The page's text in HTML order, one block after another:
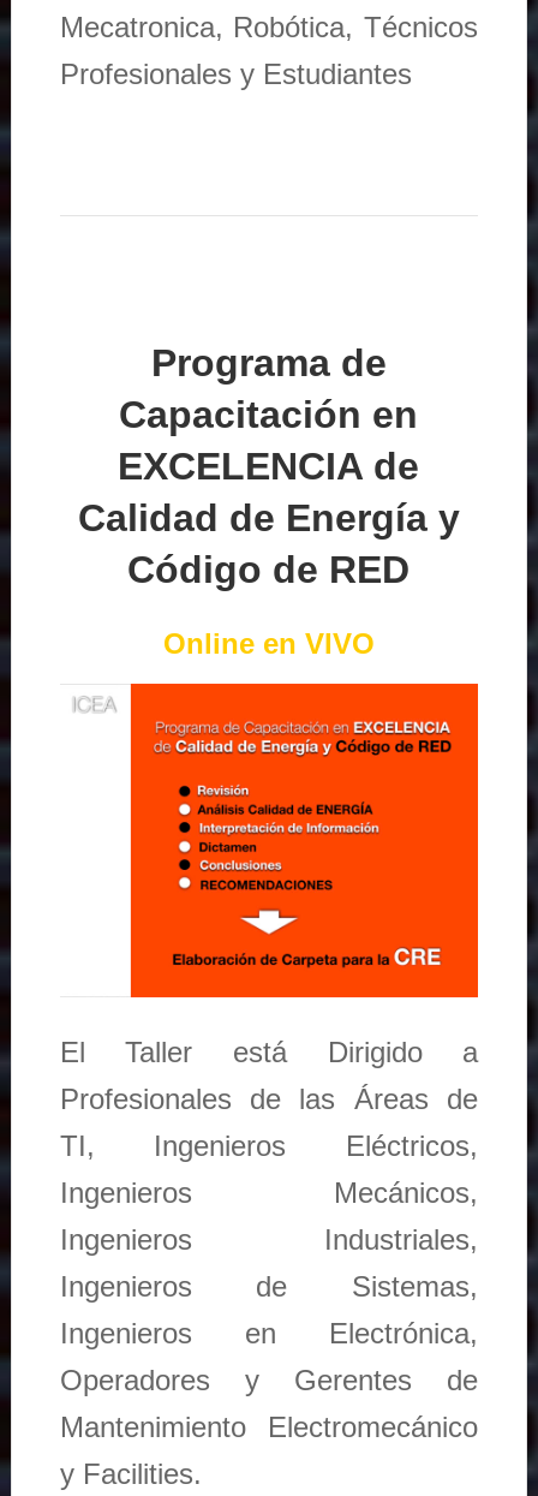
Mecatronica, Robótica, Técnicos
Profesionales y Estudiantes
Programa de
Capacitación en
EXCELENCIA de
Calidad de Energía y
Código de RED
Online en VIVO
El Taller está Dirigido a
Profesionales de las Áreas de
TI, Ingenieros Eléctricos,
Ingenieros Mecánicos,
Ingenieros Industriales,
Ingenieros de Sistemas,
Ingenieros en Electrónica,
Operadores y Gerentes de
Mantenimiento Electromecánico
y Facilities.